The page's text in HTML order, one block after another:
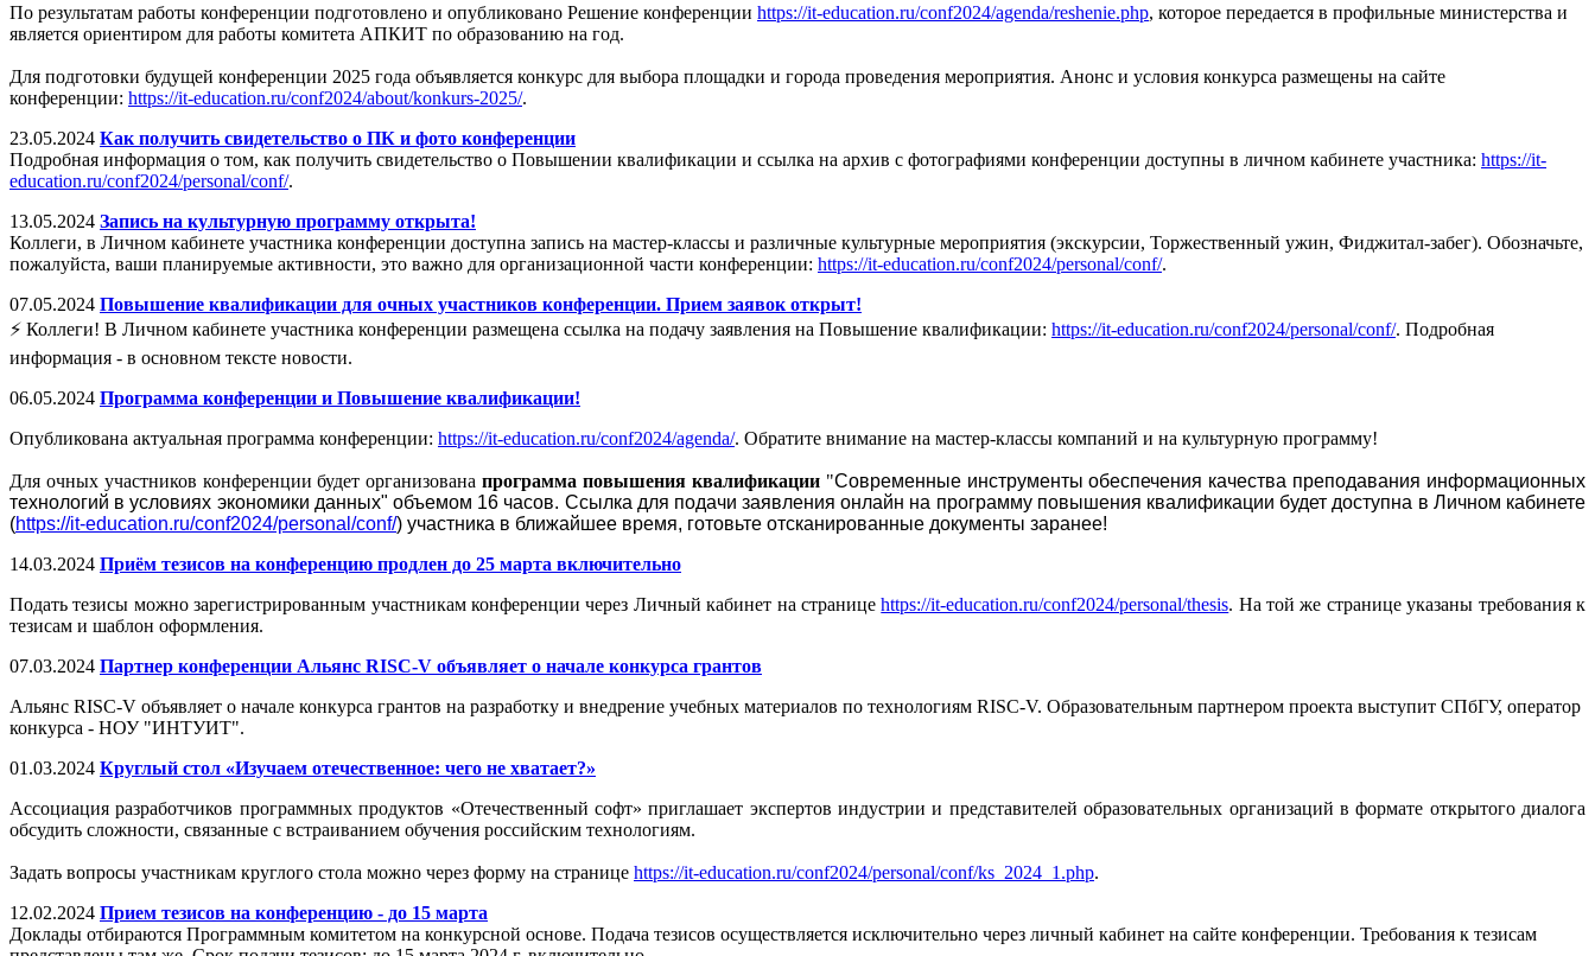
По результатам работы конференции подготовлено и опубликовано Решение конференции https://it-education.ru/conf2024/agenda/reshenie.php, которое передается в профильные министерства и
является ориентиром для работы комитета АПКИТ по образованию на год.
Для подготовки будущей конференции 2025 года объявляется конкурс для выбора площадки и города проведения мероприятия. Анонс и условия конкурса размещены на сайте
конференции: https://it-education.ru/conf2024/about/konkurs-2025/.
23.05.2024 Как получить свидетельство о ПК и фото конференции
Подробная информация о том, как получить свидетельство о Повышении квалификации и ссылка на архив с фотографиями конференции доступны в личном кабинете участника: https://it-
education.ru/conf2024/personal/conf/.
13.05.2024 Запись на культурную программу открыта!
Коллеги, в Личном кабинете участника конференции доступна запись на мастер-классы и различные культурные мероприятия (экскурсии, Торжественный ужин, Фиджитал-забег). Обозначьте,
пожалуйста, ваши планируемые активности, это важно для организационной части конференции: https://it-education.ru/conf2024/personal/conf/.
07.05.2024 Повышение квалификации для очных участников конференции. Прием заявок открыт!
⚡️ Коллеги! В Личном кабинете участника конференции размещена ссылка на подачу заявления на Повышение квалификации: https://it-education.ru/conf2024/personal/conf/. Подробная
информация - в основном тексте новости.
06.05.2024 Программа конференции и Повышение квалификации!
Опубликована актуальная программа конференции: https://it-education.ru/conf2024/agenda/. Обратите внимание на мастер-классы компаний и на культурную программу!
Для очных участников конференции будет организованапрограмма повышения квалификации"Современные инструменты обеспечения качества преподавания информационных
технологий в условиях экономики данных" объемом 16 часов. Ссылка для подачи заявления онлайн на программу повышения квалификации будет доступна в Личном кабинете
(https://it-education.ru/conf2024/personal/conf/) участника в ближайшее время, готовьте отсканированные документы заранее!
14.03.2024 Приём тезисов на конференцию продлен до 25 марта включительно
Подать тезисы можно зарегистрированным участникам конференции через Личный кабинет на страницеhttps://it-education.ru/conf2024/personal/thesis. На той же странице указаны требования к
тезисам и шаблон оформления.
07.03.2024 Партнер конференции Альянс RISC-V объявляет о начале конкурса грантов
Альянс RISC-V объявляет о начале конкурса грантов на разработку и внедрение учебных материалов по технологиям RISC-V. Образовательным партнером проекта выступит СПбГУ, оператор
конкурса - НОУ "ИНТУИТ".
01.03.2024 Круглый стол «Изучаем отечественное: чего не хватает?»
Ассоциация разработчиков программных продуктов «Отечественный софт» приглашает экспертов индустрии и представителей образовательных организаций в формате открытого диалога
обсудить сложности, связанные с встраиванием обучения российским технологиям.
Задать вопросы участникам круглого стола можно через форму на странице https://it-education.ru/conf2024/personal/conf/ks_2024_1.php.
12.02.2024 Прием тезисов на конференцию - до 15 марта
Доклады отбираются Программным комитетом на конкурсной основе. Подача тезисов осуществляется исключительно через личный кабинет на сайте конференции. Требования к тезисам